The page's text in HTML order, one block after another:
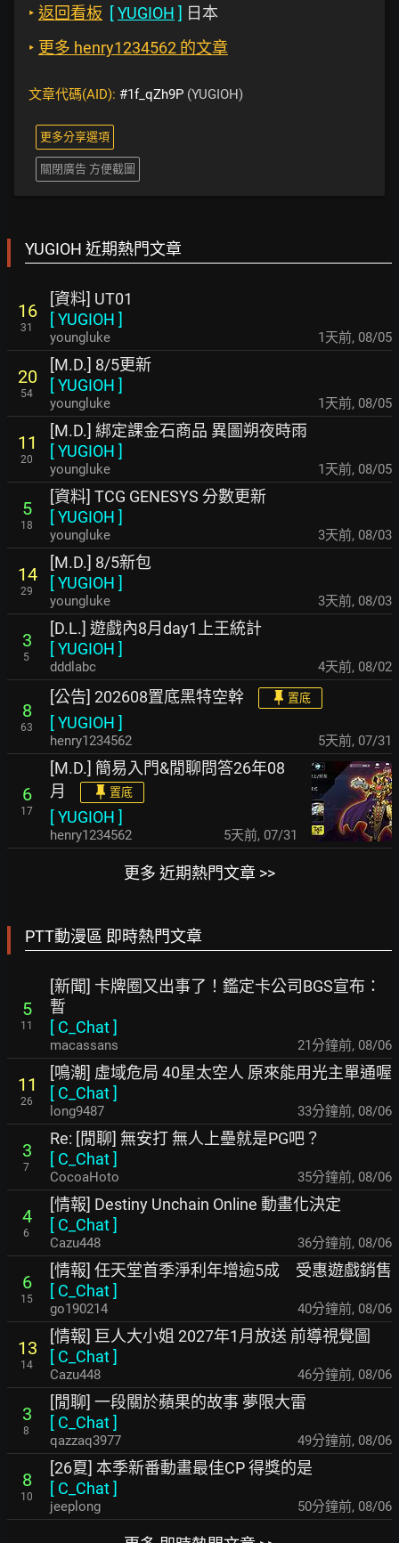
‣ 返回看板 [YUGIOH ] 日本
‣ 更多 henry1234562 的文章
文章代碼(AID): #1f_qZh9P (YUGIOH)
更多分享選項
關閉廣告 方便截圖
YUGIOH 近期熱門文章
16
31
[資料] UT01
[YUGIOH ]
youngluke 1天前, 08/05
20
54
[M.D.] 8/5更新
[YUGIOH ]
youngluke 1天前, 08/05
11
20
[M.D.] 綁定課金石商品 異圖朔夜時雨
[YUGIOH ]
youngluke 1天前, 08/05
5
18
[資料] TCG GENESYS 分數更新
[YUGIOH ]
youngluke 3天前, 08/03
14
29
[M.D.] 8/5新包
[YUGIOH ]
youngluke 3天前, 08/03
3
5
[D.L.] 遊戲內8月day1上王統計
[YUGIOH ]
dddlabc 4天前, 08/02
8
63
[公告] 202608置底黑特空幹 置底
[YUGIOH ]
henry1234562 5天前, 07/31
6
17
[M.D.] 簡易入門&閒聊問答26年08
月
置底
[YUGIOH ]
henry1234562 5天前, 07/31
更多 近期熱門文章 >>
PTT動漫區 即時熱門文章
5
11
[新聞] 卡牌圈又出事了！鑑定卡公司BGS宣布：
暫
[ C_Chat]
macassans 21分鐘前, 08/06
11
26
[鳴潮] 虛域危局 40星太空人 原來能用光主單通喔
[ C_Chat]
long9487 33分鐘前, 08/06
3
7
Re: [閒聊] 無安打 無人上壘就是PG吧？
[ C_Chat]
CocoaHoto 35分鐘前, 08/06
4
6
[情報] Destiny Unchain Online 動畫化決定
[ C_Chat]
Cazu448 36分鐘前, 08/06
6
15
[情報] 任天堂首季淨利年增逾5成 受惠遊戲銷售
[ C_Chat]
go190214 40分鐘前, 08/06
13
14
[情報] 巨人大小姐 2027年1月放送 前導視覺圖
[ C_Chat]
Cazu448 46分鐘前, 08/06
3
8
[閒聊] 一段關於蘋果的故事 夢限大雷
[ C_Chat]
qazzaq3977 49分鐘前, 08/06
8
10
[26夏] 本季新番動畫最佳CP 得獎的是
[ C_Chat]
jeeplong 50分鐘前, 08/06